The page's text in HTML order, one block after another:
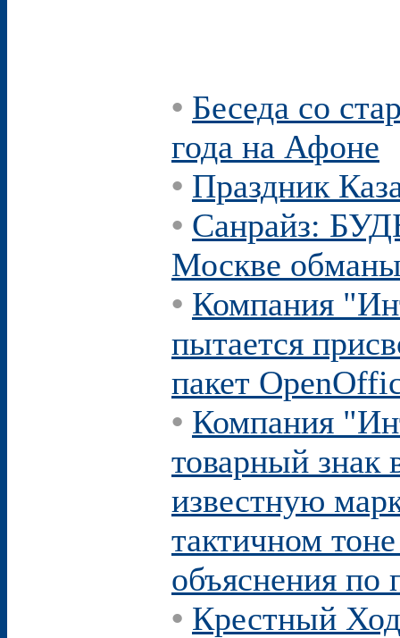
• Беседа со
года на Афоне
• Праздник
• Санрайз:
Москве
• Компания
пытается
пакет
• Компания
товарный знак
известную
тактичном
объяснения по
• Крестный